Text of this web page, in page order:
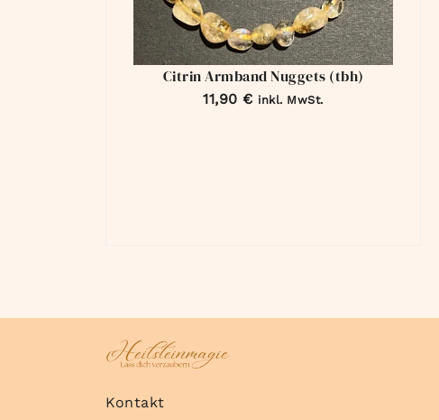
Citrin Armband Nuggets (tbh)
11,90 € inkl. MwSt.
Kontakt